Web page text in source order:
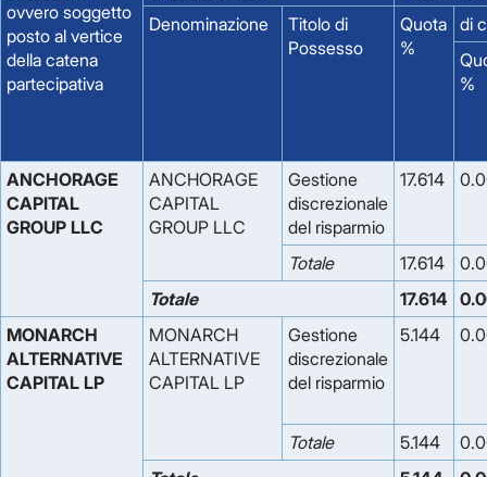
ovvero soggetto
posto al vertice
della catena
partecipativa
Denominazione
Titolo di
Possesso
Quota
%
di
%
ANCHORAGE
CAPITAL
GROUP LLC
ANCHORAGE
CAPITAL
GROUP LLC
Gestione
discrezionale
del risparmio
17.614
Totale 17.614
Totale
17.614
MONARCH
ALTERNATIVE
CAPITAL LP
MONARCH
ALTERNATIVE
CAPITAL LP
Gestione
discrezionale
del risparmio
5.144
Totale 5.144